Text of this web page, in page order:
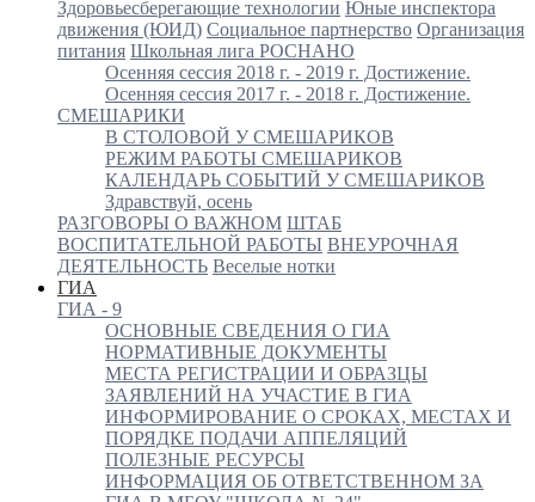
Здоровьесберегающие технологии Юные инспектора
движения (ЮИД) Социальное партнерство Организация
питания Школьная лига РОСНАНО
Осенняя сессия 2018 г. - 2019 г. Достижение.
Осенняя сессия 2017 г. - 2018 г. Достижение.
СМЕШАРИКИ
В СТОЛОВОЙ У СМЕШАРИКОВ
РЕЖИМ РАБОТЫ СМЕШАРИКОВ
КАЛЕНДАРЬ СОБЫТИЙ У СМЕШАРИКОВ
Здравствуй, осень
РАЗГОВОРЫ О ВАЖНОМ ШТАБ
ВОСПИТАТЕЛЬНОЙ РАБОТЫ ВНЕУРОЧНАЯ
ДЕЯТЕЛЬНОСТЬ Веселые нотки
ГИА
ГИА - 9
ОСНОВНЫЕ СВЕДЕНИЯ О ГИА
НОРМАТИВНЫЕ ДОКУМЕНТЫ
МЕСТА РЕГИСТРАЦИИ И ОБРАЗЦЫ
ЗАЯВЛЕНИЙ НА УЧАСТИЕ В ГИА
ИНФОРМИРОВАНИЕ О СРОКАХ, МЕСТАХ И
ПОРЯДКЕ ПОДАЧИ АППЕЛЯЦИЙ
ПОЛЕЗНЫЕ РЕСУРСЫ
ИНФОРМАЦИЯ ОБ ОТВЕТСТВЕННОМ ЗА